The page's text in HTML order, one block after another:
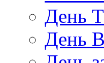
День
День